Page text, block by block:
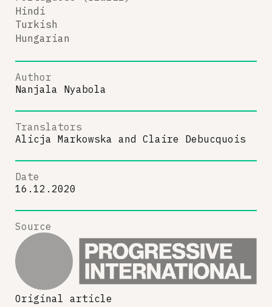
Hindi
Turkish
Hungarian
Author
Nanjala Nyabola
Translators
Alicja Markowska and Claire Debucquois
Date
16.12.2020
Source
Original article